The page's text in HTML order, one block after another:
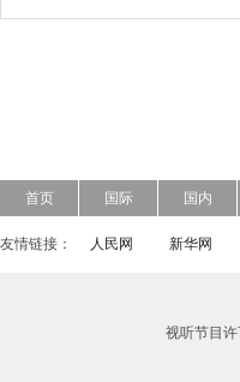
首页 国际 国内
友情链接： 人民网 新华网
视听节目